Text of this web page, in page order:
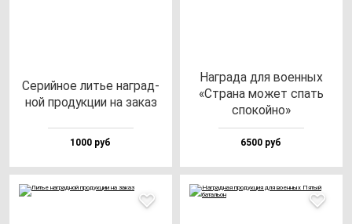
Серий­ное литье наг­рад­
ной про­дук­ции на за­каз
1000 руб
Наг­ра­да для во­ен­ных
«Стра­на мо­жет спать
спо­кой­но»
6500 руб